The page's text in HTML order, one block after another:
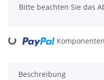
x
Bitte beachten Sie das
Beschreibung